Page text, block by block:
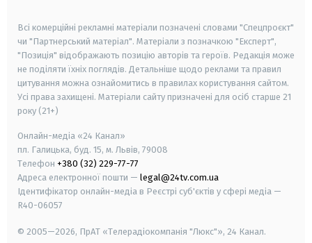
Всі комерційні рекламні матеріали позначені словами "Спецпроєкт"
чи "Партнерський матеріал". Матеріали з позначкою "Експерт",
"Позиція" відображають позицію авторів та героїв. Редакція може
не поділяти їхніх поглядів. Детальніше щодо реклами та правил
цитування можна ознайомитись в правилах користування сайтом.
Усі права захищені. Матеріали сайту призначені для осіб старше 21
року (21+)
Онлайн-медіа «24 Канал»
пл. Галицька, буд. 15, м. Львів, 79008
Телефон +380 (32) 229-77-77
Адреса електронної пошти — legal@24tv.com.ua
Ідентифікатор онлайн-медіа в Реєстрі суб'єктів у сфері медіа —
R40-06057
© 2005—2026, ПрАТ «Телерадіокомпанія "Люкс"», 24 Канал.